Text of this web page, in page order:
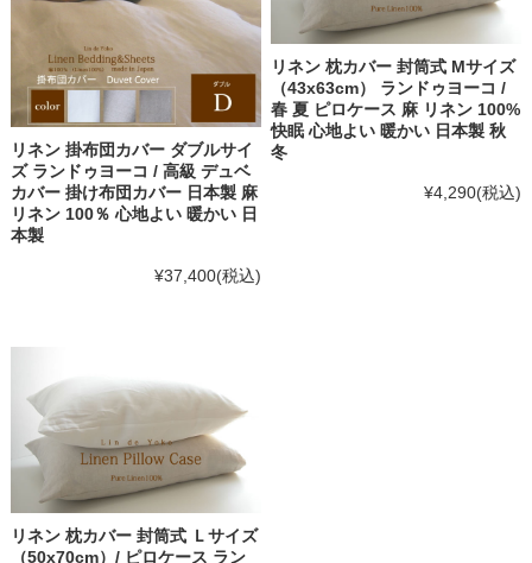
リネン 掛布団カバー ダブルサイ
ズ ランドゥヨーコ / 高級 デュベ
カバー 掛け布団カバー 日本製 麻
リネン 100％ 心地よい 暖かい 日
本製
¥37,400(税込)
リネン 枕カバー 封筒式 Mサイズ
（43x63cm） ランドゥヨーコ /
春 夏 ピロケース 麻 リネン 100%
快眠 心地よい 暖かい 日本製 秋
冬
¥4,290(税込)
リネン 枕カバー 封筒式 Ｌサイズ
（50x70cm）/ ピロケース ラン